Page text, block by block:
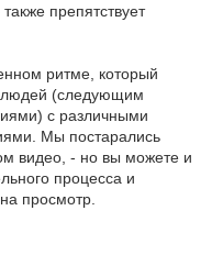
препятствует
ритме, который
людей (следующим
с различными
Мы постарались
видео, - но вы можете и
процесса и
просмотр.